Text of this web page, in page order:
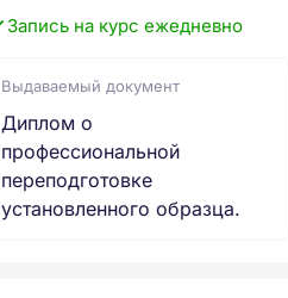
Запись на курс ежедневно
Выдаваемый документ
Диплом о
профессиональной
переподготовке
установленного образца.